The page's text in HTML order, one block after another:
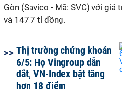
Gòn (Savico - Mã: SVC) với
và 147,7 tỉ đồng.
Thị trường chứng khoán
6/5: Họ Vingroup dẫn
dắt, VN-Index bật tăng
hơn 18 điểm